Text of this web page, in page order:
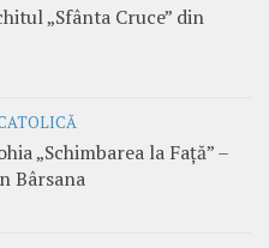
„Sfânta Cruce” din
„Schimbarea la Față” –
Bârsana